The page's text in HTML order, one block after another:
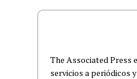
The Associated Press
servicios a periódicos